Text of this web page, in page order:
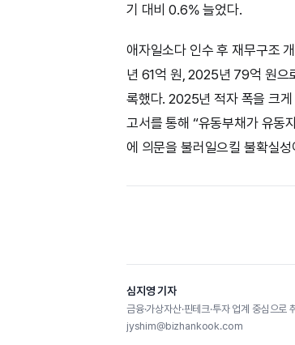
기 대비 0.6% 늘었다.
애자일소다 인수 후 재무구조
년 61억 원, 2025년 79억 원으
록했다. 2025년 적자 폭을 크
고서를 통해 “유동부채가 유동
에 의문을 불러일으킬 불확실
심지영 기자
금융·가상자산·핀테크·투자 업계 중심으
jyshim@bizhankook.com